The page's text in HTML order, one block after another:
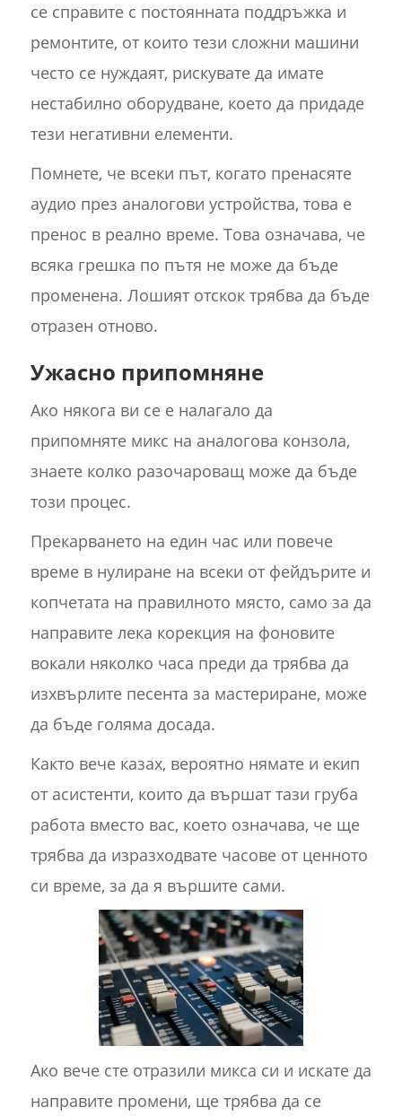
се справите с постоянната поддръжка и
ремонтите, от които тези сложни машини
често се нуждаят, рискувате да имате
нестабилно оборудване, което да придаде
тези негативни елементи.
Помнете, че всеки път, когато пренасяте
аудио през аналогови устройства, това е
пренос в реално време. Това означава, че
всяка грешка по пътя не може да бъде
променена. Лошият отскок трябва да бъде
отразен отново.
Ужасно припомняне
Ако някога ви се е налагало да
припомняте микс на аналогова конзола,
знаете колко разочароващ може да бъде
този процес.
Прекарването на един час или повече
време в нулиране на всеки от фейдърите и
копчетата на правилното място, само за да
направите лека корекция на фоновите
вокали няколко часа преди да трябва да
изхвърлите песента за мастериране, може
да бъде голяма досада.
Както вече казах, вероятно нямате и екип
от асистенти, които да вършат тази груба
работа вместо вас, което означава, че ще
трябва да изразходвате часове от ценното
си време, за да я вършите сами.
Ако вече сте отразили микса си и искате да
направите промени, ще трябва да се